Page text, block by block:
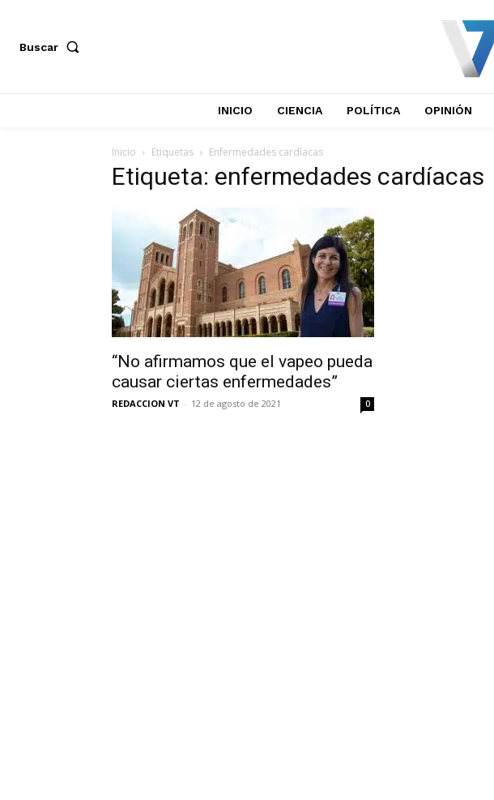
Buscar
INICIO CIENCIA POLÍTICA OPINIÓN
Inicio Etiquetas Enfermedades cardíacas
Etiqueta: enfermedades cardíacas
“No afirmamos que el vapeo pueda
causar ciertas enfermedades”
REDACCION VT - 12 de agosto de 2021 0